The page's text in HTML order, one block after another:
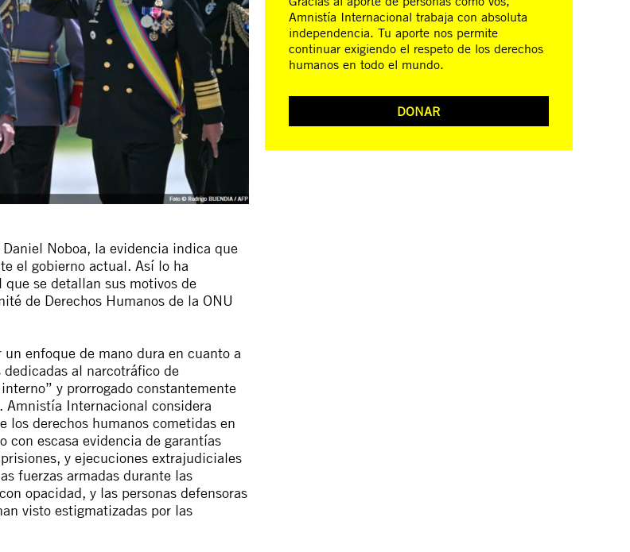
Noboa, la evidencia indica que
el gobierno actual. Así lo ha
que se detallan sus motivos de
de Derechos Humanos de la ONU
enfoque de mano dura en cuanto a
al narcotráfico de
y prorrogado constantemente
Amnistía Internacional considera
los derechos humanos cometidas en
con escasa evidencia de garantías
y ejecuciones extrajudiciales
fuerzas armadas durante las
opacidad, y las personas defensoras
visto estigmatizadas por las
Amnistía Internacional trabaja con absoluta
independencia. Tu aporte nos permite
continuar exigiendo el respeto de los derechos
humanos en todo el mundo.
DONAR